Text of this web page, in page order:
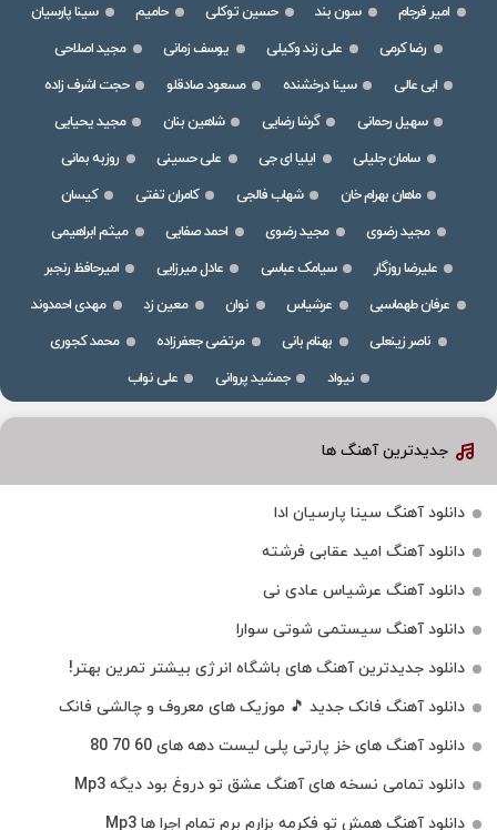
امیر فرجام
سون بند حسین توکلی حامیم
سینا پارسیان
رضا کرمی
علی زند وکیلی یوسف زمانی
مجید اصلاحی
ابی عالی
سینا درخشنده مسعود صادقلو
حجت اشرف زاده
سهیل رحمانی
گرشا رضایی شاهین بنان
مجید یحیایی
سامان جلیلی
ایلیا ای جی علی حسینی
روزبه بمانی
ماهان بهرام خان
شهاب فالجی کامران تفتی
کیسان
مجید رضوی
مجید رضوی احمد صفایی
میثم ابراهیمی
علیرضا روزگار
سیامک عباسی عادل میرزایی
امیرحافظ رنجبر
عرفان طهماسبی
عرشیاس نوان معین زد
مهدی احمدوند
ناصر زینعلی
بهنام بانی مرتضی جعفرزاده
محمد کجوری
نیواد
جمشید پروانی علی نواب
جدیدترین آهنگ ها
دانلود آهنگ سینا پارسیان ادا
دانلود آهنگ امید عقابی فرشته
دانلود آهنگ عرشیاس عادی نی
دانلود آهنگ سیستمی شوتی سوارا
دانلود جدیدترین آهنگ‌ های باشگاه انرژی بیشتر تمرین بهتر!
دانلود آهنگ فانک جدید 🎵 موزیک‌ های معروف و چالشی فانک
دانلود آهنگ های خز پارتی پلی لیست دهه های 60 70 80
دانلود تمامی نسخه های آهنگ عشق تو دروغ بود دیگه Mp3
دانلود آهنگ همش تو فکرمه بزارم برم تمام اجرا ها Mp3